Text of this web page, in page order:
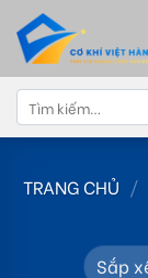
content
Tìm
kiếm:
TRANG CHỦ /